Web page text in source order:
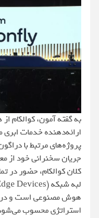
به گفته آمون، کوالکام
ارائه‌دهنده خدمات
پروژه‌های مرتبط با
جریان سخنرانی خود
کلان کوالکام، حضور در
هوش مصنوعی است و
استراتژی محسوب